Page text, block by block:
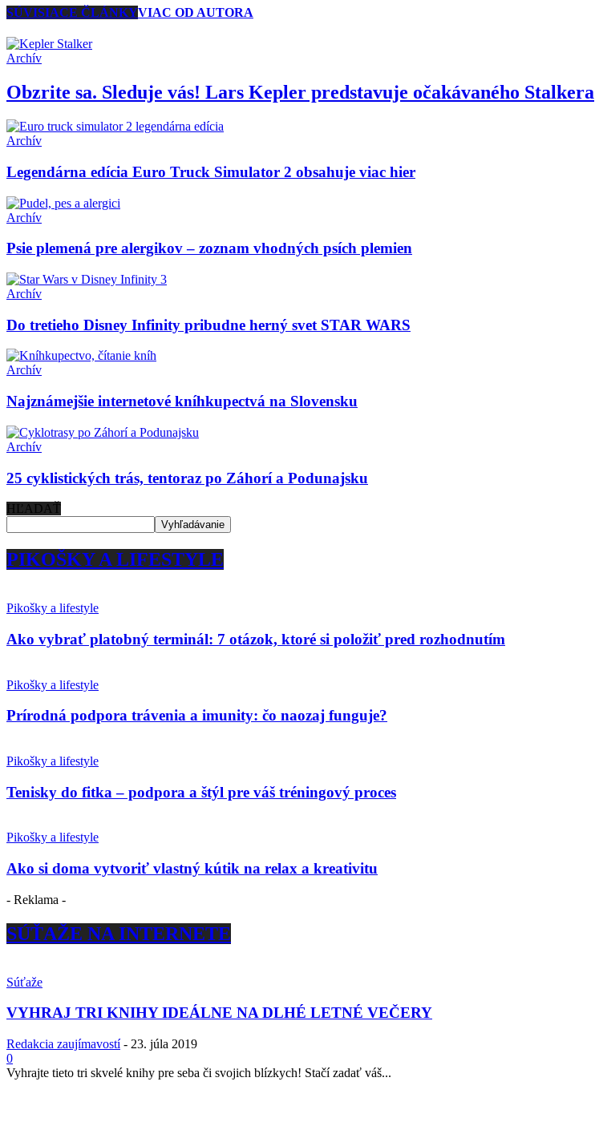
SÚVISIACE ČLÁNKYVIAC OD AUTORA
Archív
Obzrite sa. Sleduje vás! Lars Kepler predstavuje očakávaného Stalkera
Archív
Legendárna edícia Euro Truck Simulator 2 obsahuje viac hier
Archív
Psie plemená pre alergikov – zoznam vhodných psích plemien
Archív
Do tretieho Disney Infinity pribudne herný svet STAR WARS
Archív
Najznámejšie internetové kníhkupectvá na Slovensku
Archív
25 cyklistických trás, tentoraz po Záhorí a Podunajsku
HĽADAŤ
PIKOŠKY A LIFESTYLE
Pikošky a lifestyle
Ako vybrať platobný terminál: 7 otázok, ktoré si položiť pred rozhodnutím
Pikošky a lifestyle
Prírodná podpora trávenia a imunity: čo naozaj funguje?
Pikošky a lifestyle
Tenisky do fitka – podpora a štýl pre váš tréningový proces
Pikošky a lifestyle
Ako si doma vytvoriť vlastný kútik na relax a kreativitu
- Reklama -
SÚŤAŽE NA INTERNETE
Súťaže
VYHRAJ TRI KNIHY IDEÁLNE NA DLHÉ LETNÉ VEČERY
Redakcia zaujímavostí - 23. júla 2019
0
Vyhrajte tieto tri skvelé knihy pre seba či svojich blízkych! Stačí zadať váš...